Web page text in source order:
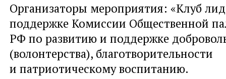
Организаторы мероприятия: «Клуб
поддержке Комиссии Общественной
РФ по развитию и поддержке
(волонтерства), благотворительности
и патриотическому воспитанию.